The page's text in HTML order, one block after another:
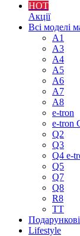
HOT
Акції
Всі моделі
A1
A3
A4
A5
A6
A7
A8
e-tron
e-tron
Q2
Q3
Q4 e-
Q5
Q7
Q8
R8
TT
Lifestyle